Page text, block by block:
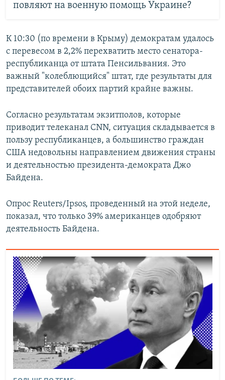
повляют на военную помощь Украине?
К 10:30 (по времени в Крыму) демократам удалось
с перевесом в 2,2% перехватить место сенатора-
республиканца от штата Пенсильвания. Это
важный "колеблющийся" штат, где результаты для
представителей обоих партий крайне важны.
Согласно результатам экзитполов, которые
приводит телеканал CNN, ситуация складывается в
пользу республиканцев, а большинство граждан
США недовольны направлением движения страны
и деятельностью президента-демократа Джо
Байдена.
Опрос Reuters/Ipsos, проведенный на этой неделе,
показал, что только 39% американцев одобряют
деятельность Байдена.